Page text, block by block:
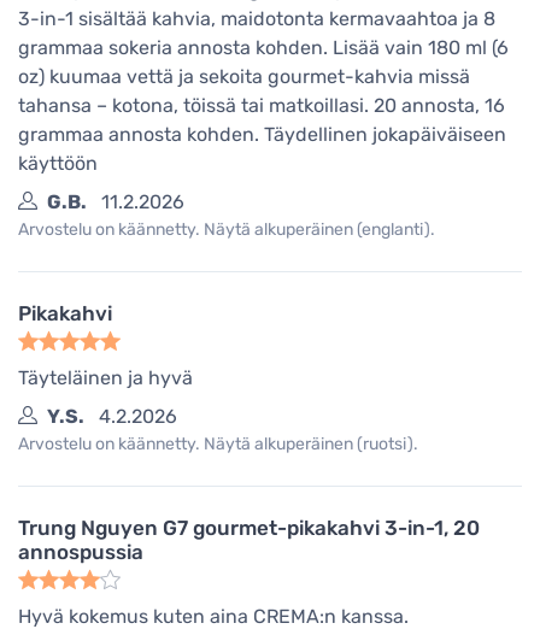
3-in-1 sisältää kahvia, maidotonta kermavaahtoa ja 8
grammaa sokeria annosta kohden. Lisää vain 180 ml (6
oz) kuumaa vettä ja sekoita gourmet-kahvia missä
tahansa – kotona, töissä tai matkoillasi. 20 annosta, 16
grammaa annosta kohden. Täydellinen jokapäiväiseen
käyttöön
G.B.
11.2.2026
Arvostelu on käännetty. Näytä alkuperäinen (englanti).
Pikakahvi
Täyteläinen ja hyvä
Y.S.
4.2.2026
Arvostelu on käännetty. Näytä alkuperäinen (ruotsi).
Trung Nguyen G7 gourmet-pikakahvi 3-in-1, 20
annospussia
Hyvä kokemus kuten aina CREMA:n kanssa.